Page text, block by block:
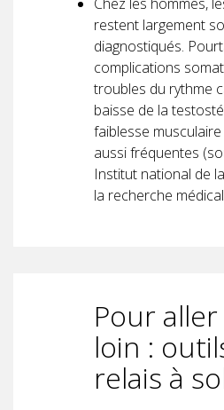
restent largement
diagnostiqués.
complications
troubles du rythme
baisse de la
faiblesse
aussi fréquentes
Institut national de
la recherche
Pour
loin :
relais à